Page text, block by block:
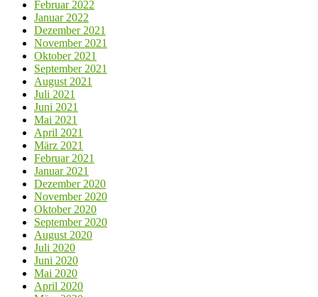
Februar 2022
Januar 2022
Dezember 2021
November 2021
Oktober 2021
September 2021
August 2021
Juli 2021
Juni 2021
Mai 2021
April 2021
März 2021
Februar 2021
Januar 2021
Dezember 2020
November 2020
Oktober 2020
September 2020
August 2020
Juli 2020
Juni 2020
Mai 2020
April 2020